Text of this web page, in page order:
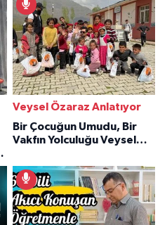
Veysel Özaraz Anlatıyor
Bir Çocuğun Umudu, Bir
Vakfın Yolculuğu Veysel